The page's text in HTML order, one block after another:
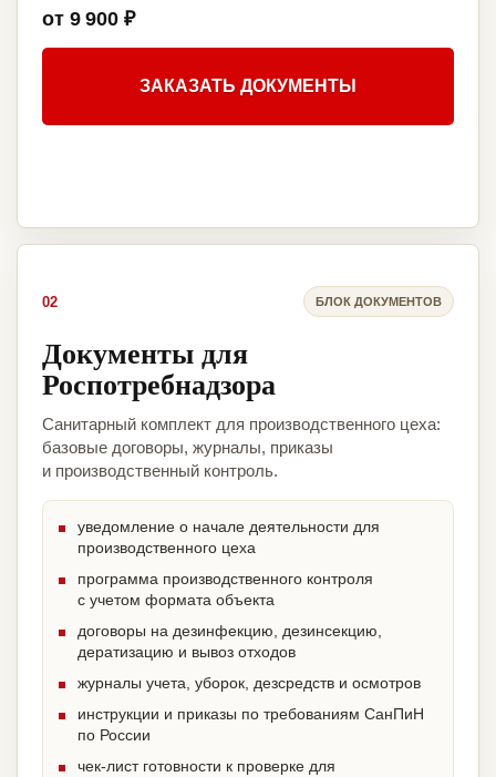
от 9 900 ₽
ЗАКАЗАТЬ ДОКУМЕНТЫ
02 БЛОК ДОКУМЕНТОВ
Документы для
Роспотребнадзора
Санитарный комплект для производственного цеха:
базовые договоры, журналы, приказы
и производственный контроль.
уведомление о начале деятельности для
производственного цеха
программа производственного контроля
с учетом формата объекта
договоры на дезинфекцию, дезинсекцию,
дератизацию и вывоз отходов
журналы учета, уборок, дезсредств и осмотров
инструкции и приказы по требованиям СанПиН
по России
чек-лист готовности к проверке для